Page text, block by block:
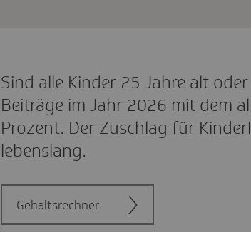
Sind alle Kinder 25 Jahre alt
Beiträge im Jahr 2026 mit dem
Prozent. Der Zuschlag für
lebenslang.
Gehaltsrechner